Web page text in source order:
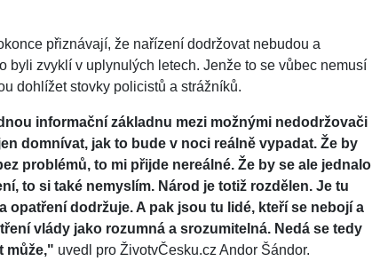
přiznávají, že nařízení dodržovat nebudou a
byli zvyklí v uplynulých letech. Jenže to se vůbec nemusí
dohlížet stovky policistů a strážníků.
informační základnu mezi možnými nedodržovači
domnívat, jak to bude v noci reálně vypadat. Že by
problémů, to mi přijde nereálné. Že by se ale jednalo
to si také nemyslím. Národ je totiž rozdělen. Je tu
opatření dodržuje. A pak jsou tu lidé, kteří se nebojí a
vlády jako rozumná a srozumitelná. Nedá se tedy
může," uvedl pro ŽivotvČesku.cz Andor Šándor.